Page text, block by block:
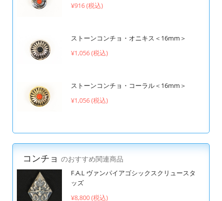
¥916 (税込)
ストーンコンチョ・オニキス＜16mm＞
¥1,056 (税込)
ストーンコンチョ・コーラル＜16mm＞
¥1,056 (税込)
コンチョ のおすすめ関連商品
F.A.L ヴァンパイアゴシックスクリュースタ
ッズ
¥8,800 (税込)